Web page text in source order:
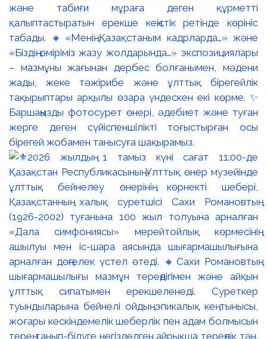
және табиғи мұраға деген құрметті
қалыптастыратын ерекше кеңістік ретінде көрініс
табады. 🔸«Менің Қазақстаным кадрларда…» және
«Біздің өміріміз жазу жолдарында…» экспозициялары
– мазмұны жағынан дербес болғанымен, мәдени
жады, жеке тәжірибе және ұлттық бірегейлік
тақырыптары арқылы өзара үндескен екі көрме. ✨
Баршаңызды фотосурет өнері, әдебиет және туған
жерге деген сүйіспеншілікті тоғыстырған осы
бірегей жобамен танысуға шақырамыз.